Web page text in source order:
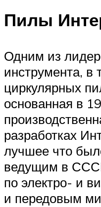
Пилы
Одним из
инструмента, в
циркулярных
основанная в
разработках
лучшее что
ведущим в
по электро- и
и передовым